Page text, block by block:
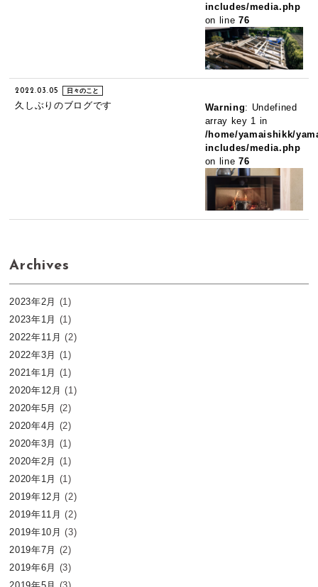
includes/media.php
on line76
Warning: Undefined
array key 1 in
/home/yamaishikk/
includes/media.php
on line76
2022.03.05 日々のこと
久しぶりのブログです
Archives
2023年2月 (1)
2023年1月 (1)
2022年11月 (2)
2022年3月 (1)
2021年1月 (1)
2020年12月 (1)
2020年5月 (2)
2020年4月 (2)
2020年3月 (1)
2020年2月 (1)
2020年1月 (1)
2019年12月 (2)
2019年11月 (2)
2019年10月 (3)
2019年7月 (2)
2019年6月 (3)